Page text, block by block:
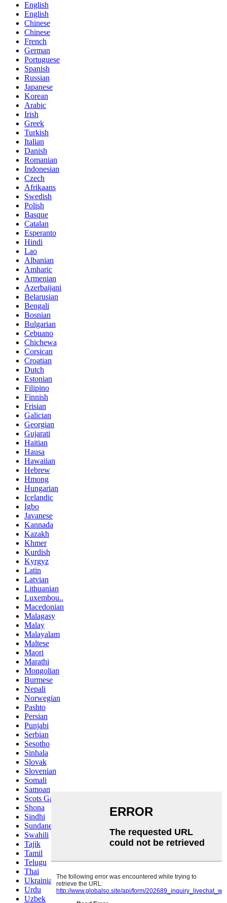
English
English
Chinese
Chinese
French
German
Portuguese
Spanish
Russian
Japanese
Korean
Arabic
Irish
Greek
Turkish
Italian
Danish
Romanian
Indonesian
Czech
Afrikaans
Swedish
Polish
Basque
Catalan
Esperanto
Hindi
Lao
Albanian
Amharic
Armenian
Azerbaijani
Belarusian
Bengali
Bosnian
Bulgarian
Cebuano
Chichewa
Corsican
Croatian
Dutch
Estonian
Filipino
Finnish
Frisian
Galician
Georgian
Gujarati
Haitian
Hausa
Hawaiian
Hebrew
Hmong
Hungarian
Icelandic
Igbo
Javanese
Kannada
Kazakh
Khmer
Kurdish
Kyrgyz
Latin
Latvian
Lithuanian
Luxembou..
Macedonian
Malagasy
Malay
Malayalam
Maltese
Maori
Marathi
Mongolian
Burmese
Nepali
Norwegian
Pashto
Persian
Punjabi
Serbian
Sesotho
Sinhala
Slovak
Slovenian
Somali
Samoan
Scots Gaelic
Shona
Sindhi
Sundanese
Swahili
Tajik
Tamil
Telugu
Thai
Ukrainian
Urdu
Uzbek